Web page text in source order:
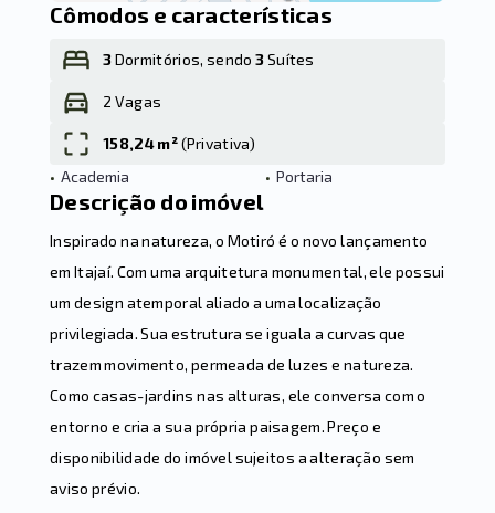
Cômodos e características
3Dormitórios, sendo3Suítes
2 Vagas
158,24 m²(Privativa)
• Academia • Portaria
Descrição do imóvel
Inspirado na natureza, o Motiró é o novo lançamento
em Itajaí. Com uma arquitetura monumental, ele possui
um design atemporal aliado a uma localização
privilegiada. Sua estrutura se iguala a curvas que
trazem movimento, permeada de luzes e natureza.
Como casas-jardins nas alturas, ele conversa com o
entorno e cria a sua própria paisagem. Preço e
disponibilidade do imóvel sujeitos a alteração sem
aviso prévio.